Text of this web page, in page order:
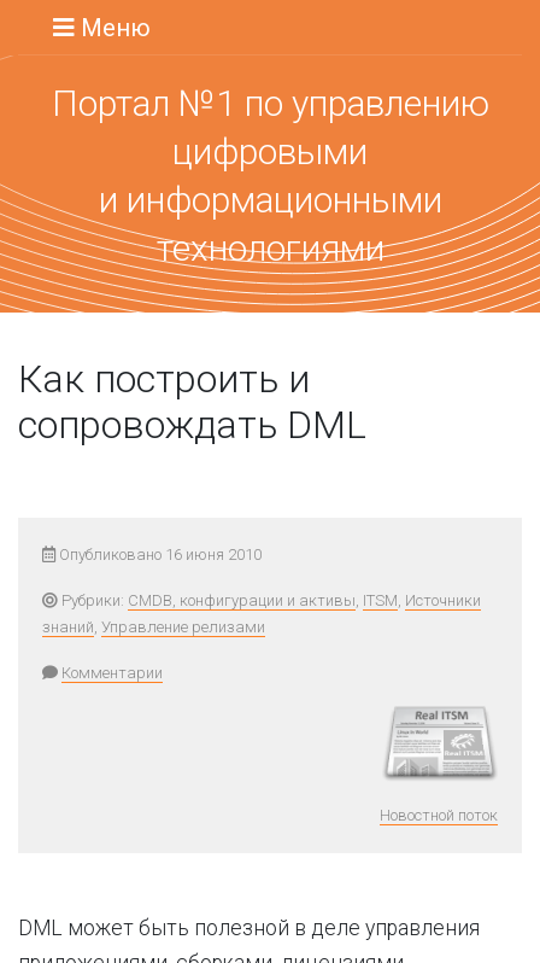
Меню
Портал №1 по управлению
цифровыми
и информационными
технологиями
Как построить и
сопровождать DML
Опубликовано 16 июня 2010
Рубрики: CMDB, конфигурации и активы, ITSM, Источники
знаний, Управление релизами
Комментарии
Новостной поток
DML может быть полезной в деле управления